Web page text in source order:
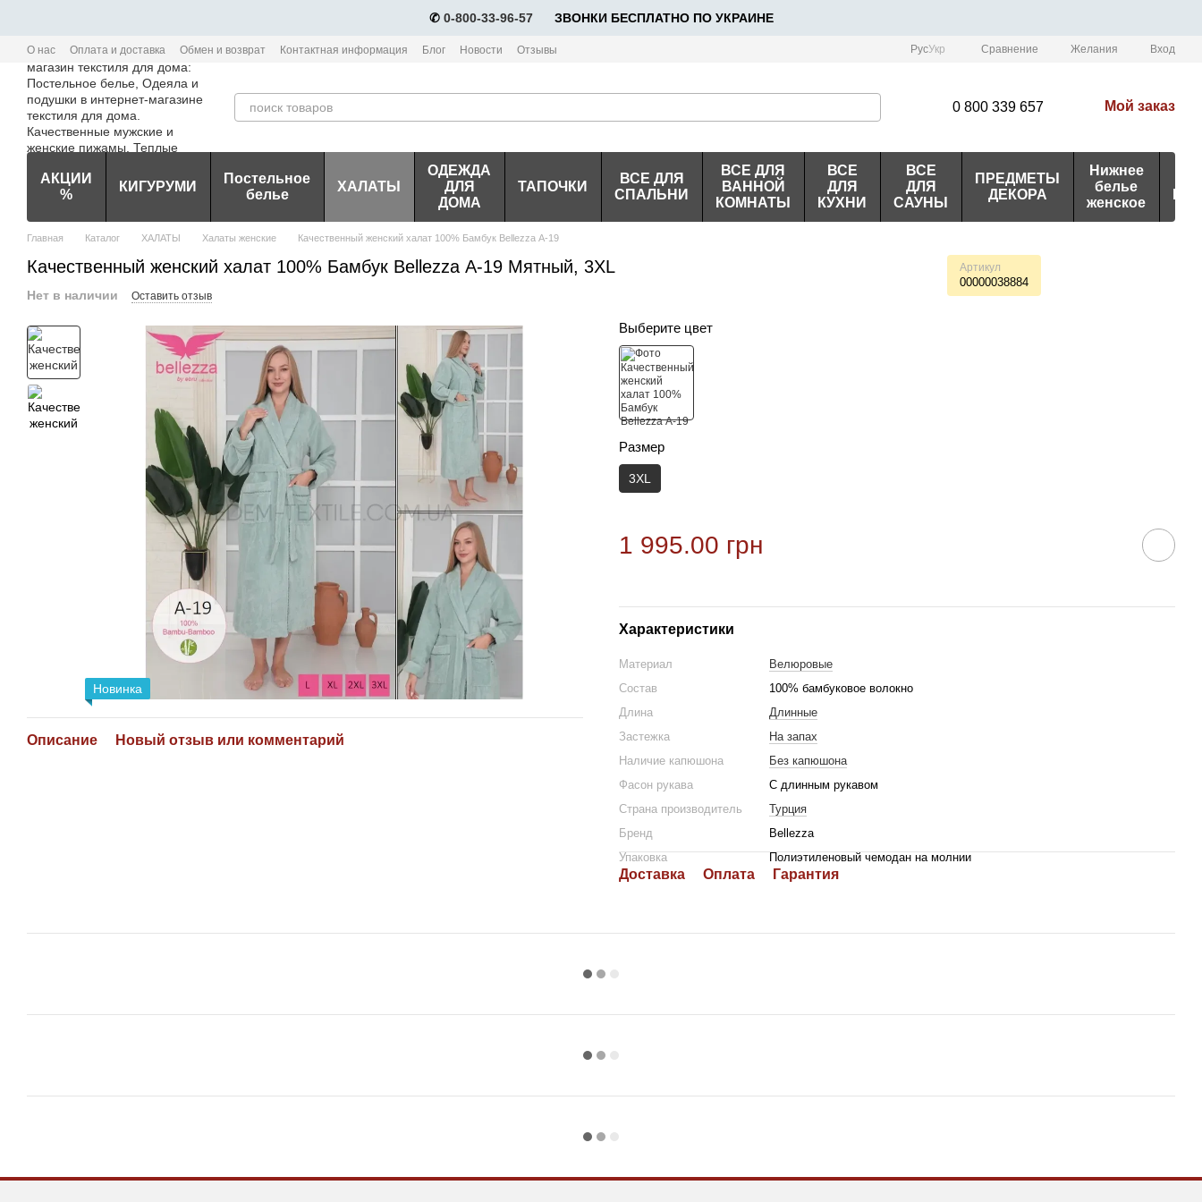
✆ 0-800-33-96-57⠀⠀ЗВОНКИ БЕСПЛАТНО ПО УКРАИНЕ
О нас Оплата и доставка Обмен и возврат Контактная информация Блог Новости
Отзывы
Политика конфиденциальности мобильного приложения Edem-Textile
РусУкр Сравнение Желания Вход
0 800 339 657 Мой заказ
АКЦИИ
%
КИГУРУМИ
Постельное
белье
ХАЛАТЫ
ОДЕЖДА
ДЛЯ
ДОМА
ТАПОЧКИ
ВСЕ ДЛЯ
СПАЛЬНИ
ВСЕ ДЛЯ
ВАННОЙ
КОМНАТЫ
ВСЕ
ДЛЯ
КУХНИ
ВСЕ
ДЛЯ
САУНЫ
ПРЕДМЕТЫ
ДЕКОРА
Нижнее
белье
женское
Главная Каталог ХАЛАТЫ Халаты женские Качественный женский халат 100% Бамбук Bellezza А-19
Качественный женский халат 100% Бамбук Bellezza А-19 Мятный, 3XL Артикул
00000038884
Нет в наличии Оставить отзыв
Новинка
Описание Новый отзыв или комментарий
Выберите цвет
Размер
3XL
1 995.00 грн
Характеристики
Материал
Велюровые
Состав
100% бамбуковое волокно
Длина
Длинные
Застежка
На запах
Наличие капюшона
Без капюшона
Фасон рукава
С длинным рукавом
Страна производитель
Турция
Бренд
Bellezza
Упаковка
Полиэтиленовый чемодан на молнии
Доставка Оплата Гарантия